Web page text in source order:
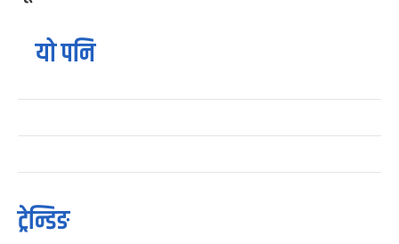
यो पनि
ट्रेन्डिङ